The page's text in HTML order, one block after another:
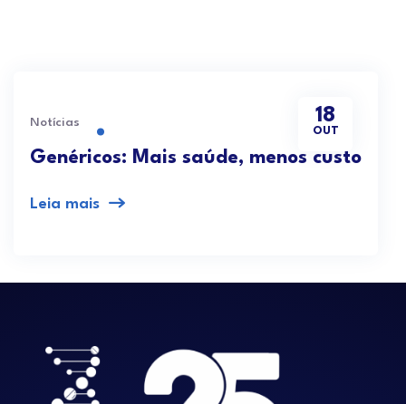
18
OUT
Notícias
Genéricos: Mais saúde, menos custo
Leia mais